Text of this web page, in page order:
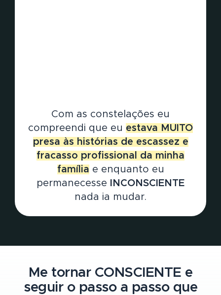
Com as constelações eu
compreendi que eu estava MUITO
presa às histórias de escassez e
fracasso profissional da minha
família e enquanto eu
permanecesse
INCONSCIENTE
nada ia mudar.
Me tornar CONSCIENTE e
seguir o passo a passo que